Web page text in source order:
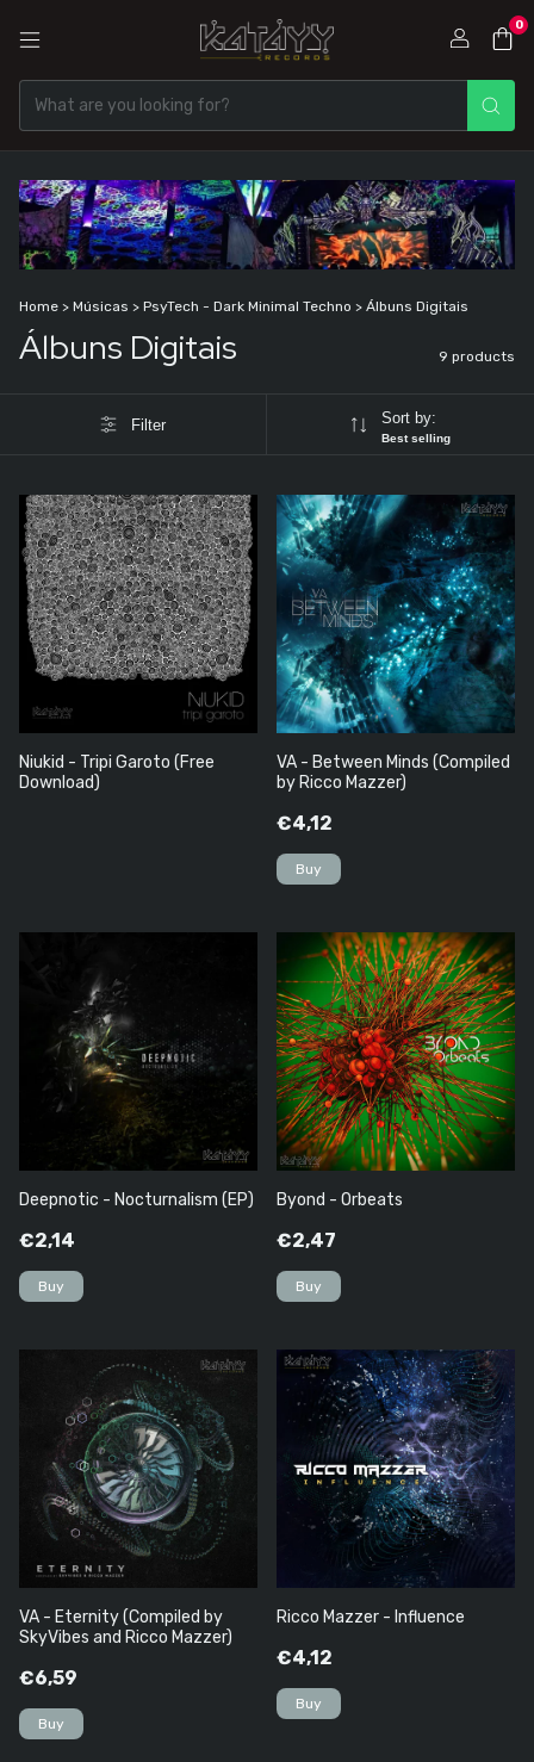
0
Home > Músicas > PsyTech - Dark Minimal Techno > Álbuns Digitais
Álbuns Digitais 9 products
Filter Sort by:
Best selling
Niukid - Tripi Garoto (Free
Download)
VA - Between Minds (Compiled
by Ricco Mazzer)
€4,12
Deepnotic - Nocturnalism (EP)
€2,14
Byond - Orbeats
€2,47
VA - Eternity (Compiled by
SkyVibes and Ricco Mazzer)
€6,59
Ricco Mazzer - Influence
€4,12